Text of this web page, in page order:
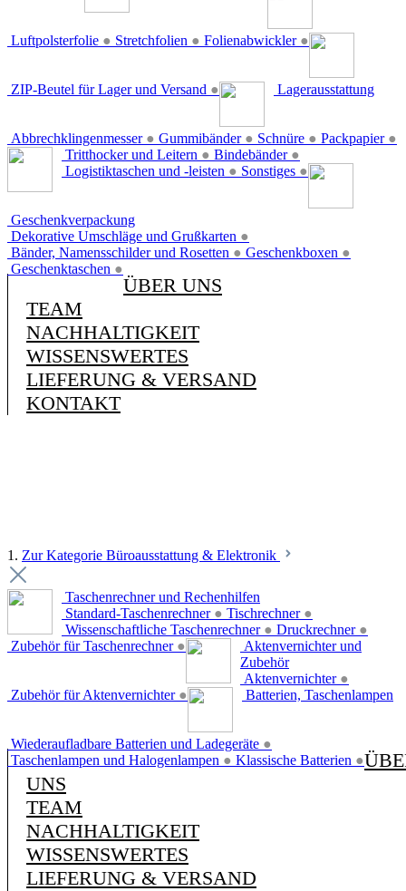
Luftpolsterfolie ● Stretchfolien ● Folienabwickler ●
ZIP-Beutel für Lager und Versand ●
Abbrechklingenmesser ● Gummibänder ● Schnüre ● Packpapier ●
Lagerausstattung
Tritthocker und Leitern ● Bindebänder ●
Logistiktaschen und -leisten ● Sonstiges ●
Geschenkverpackung
Dekorative Umschläge und Grußkarten ●
Bänder, Namensschilder und Rosetten ● Geschenkboxen ●
Geschenktaschen ●
ÜBER UNS
TEAM
NACHHALTIGKEIT
WISSENSWERTES
LIEFERUNG & VERSAND
KONTAKT
1. Zur Kategorie Büroausstattung & Elektronik
Taschenrechner und Rechenhilfen
Standard-Taschenrechner ● Tischrechner ●
Wissenschaftliche Taschenrechner ● Druckrechner ●
Zubehör für Taschenrechner ●
Aktenvernichter und
Zubehör
Aktenvernichter ●
Zubehör für Aktenvernichter ● Batterien, Taschenlampen
Wiederaufladbare Batterien und Ladegeräte ●
Taschenlampen und Halogenlampen ● Klassische Batterien ●
UNS
TEAM
NACHHALTIGKEIT
WISSENSWERTES
LIEFERUNG & VERSAND